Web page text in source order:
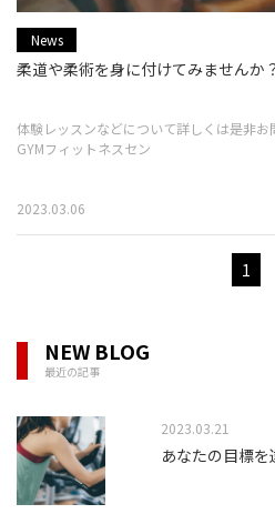
News
柔道や柔術を身に付けてみませんか
体験レッスンなどについて詳しくは是非お
GYMフィットネスセン
2023.03.06
1
NEW BLOG
最近の記事
2023.03.21
あなたの目標を